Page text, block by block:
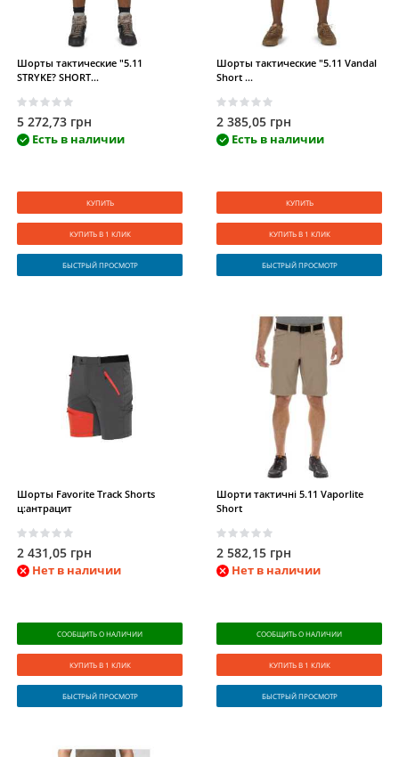
Шорты тактические "5.11
STRYKE? SHORT...
5 272,73 грн
Есть в наличии
КУПИТЬ
КУПИТЬ В 1 КЛИК
БЫСТРЫЙ ПРОСМОТР
Шорты тактические "5.11 Vandal
Short ...
2 385,05 грн
Есть в наличии
КУПИТЬ
КУПИТЬ В 1 КЛИК
БЫСТРЫЙ ПРОСМОТР
Шорты Favorite Track Shorts
ц:антрацит
2 431,05 грн
Нет в наличии
СООБЩИТЬ О НАЛИЧИИ
КУПИТЬ В 1 КЛИК
БЫСТРЫЙ ПРОСМОТР
Шорти тактичні 5.11 Vaporlite
Short
2 582,15 грн
Нет в наличии
СООБЩИТЬ О НАЛИЧИИ
КУПИТЬ В 1 КЛИК
БЫСТРЫЙ ПРОСМОТР